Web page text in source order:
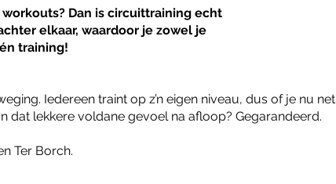
Dan is circuittraining echt
elkaar, waardoor je zowel je
training!
Iedereen traint op z’n eigen niveau, dus of je nu net
dat lekkere voldane gevoel na afloop? Gegarandeerd.
Ter Borch.